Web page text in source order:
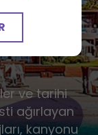
ve tarihi
ağırlayan
kanyonu